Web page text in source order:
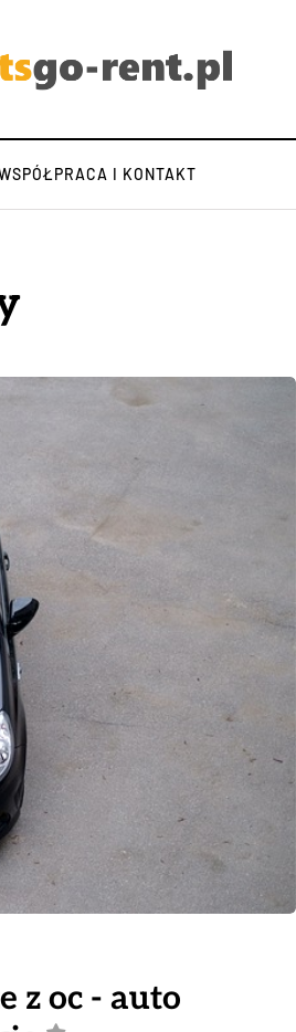
I KONTAKT
z oc - auto